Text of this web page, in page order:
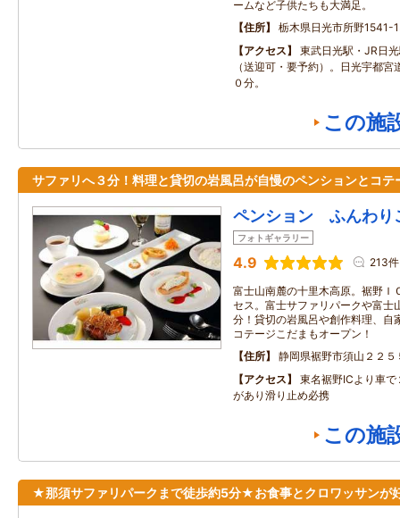
ームなど子供たちも大満足。
住所
栃木県日光市所野1541-
アクセス
東武日光駅・JR日
（送迎可・要予約）。日光宇都宮
０分。
この施
サファリへ３分！料理と貸切の岩風呂が自慢のペンションとコテ
ペンション ふんわり
フォトギャラリー
4.9 213件
富士山南麓の十里木高原。裾野Ｉ
セス。富士サファリパークや富士
分！貸切の岩風呂や創作料理、自
コテージこだまもオープン！
住所
静岡県裾野市須山２２５
アクセス
東名裾野ICより車
があり滑り止め必携
この施
★那須サファリパークまで徒歩約5分★お食事とクロワッサンが